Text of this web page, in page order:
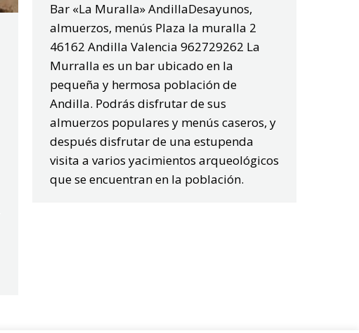
Bar «La Muralla» AndillaDesayunos,
almuerzos, menús Plaza la muralla 2
46162 Andilla Valencia 962729262 La
Murralla es un bar ubicado en la
pequeña y hermosa población de
Andilla. Podrás disfrutar de sus
almuerzos populares y menús caseros, y
después disfrutar de una estupenda
visita a varios yacimientos arqueológicos
que se encuentran en la población.